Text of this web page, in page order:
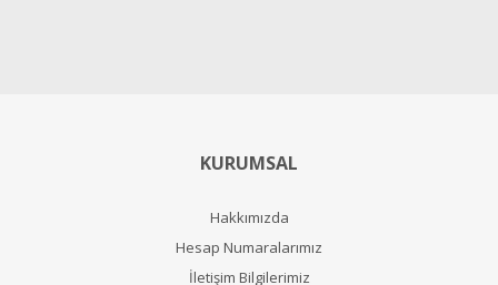
KURUMSAL
Hakkımızda
Hesap Numaralarımız
İletişim Bilgilerimiz